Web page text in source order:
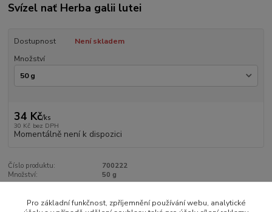
Svízel nať Herba galii lutei
Dostupnost
Není skladem
Množství
34 Kč/ks
30 Kč bez DPH
Momentálně není k dispozici
Číslo produktu:
700222
Množství:
50 g
Zboží zařazeno v kategoriích
Pro základní funkčnost, zpříjemnění používání webu, analytické